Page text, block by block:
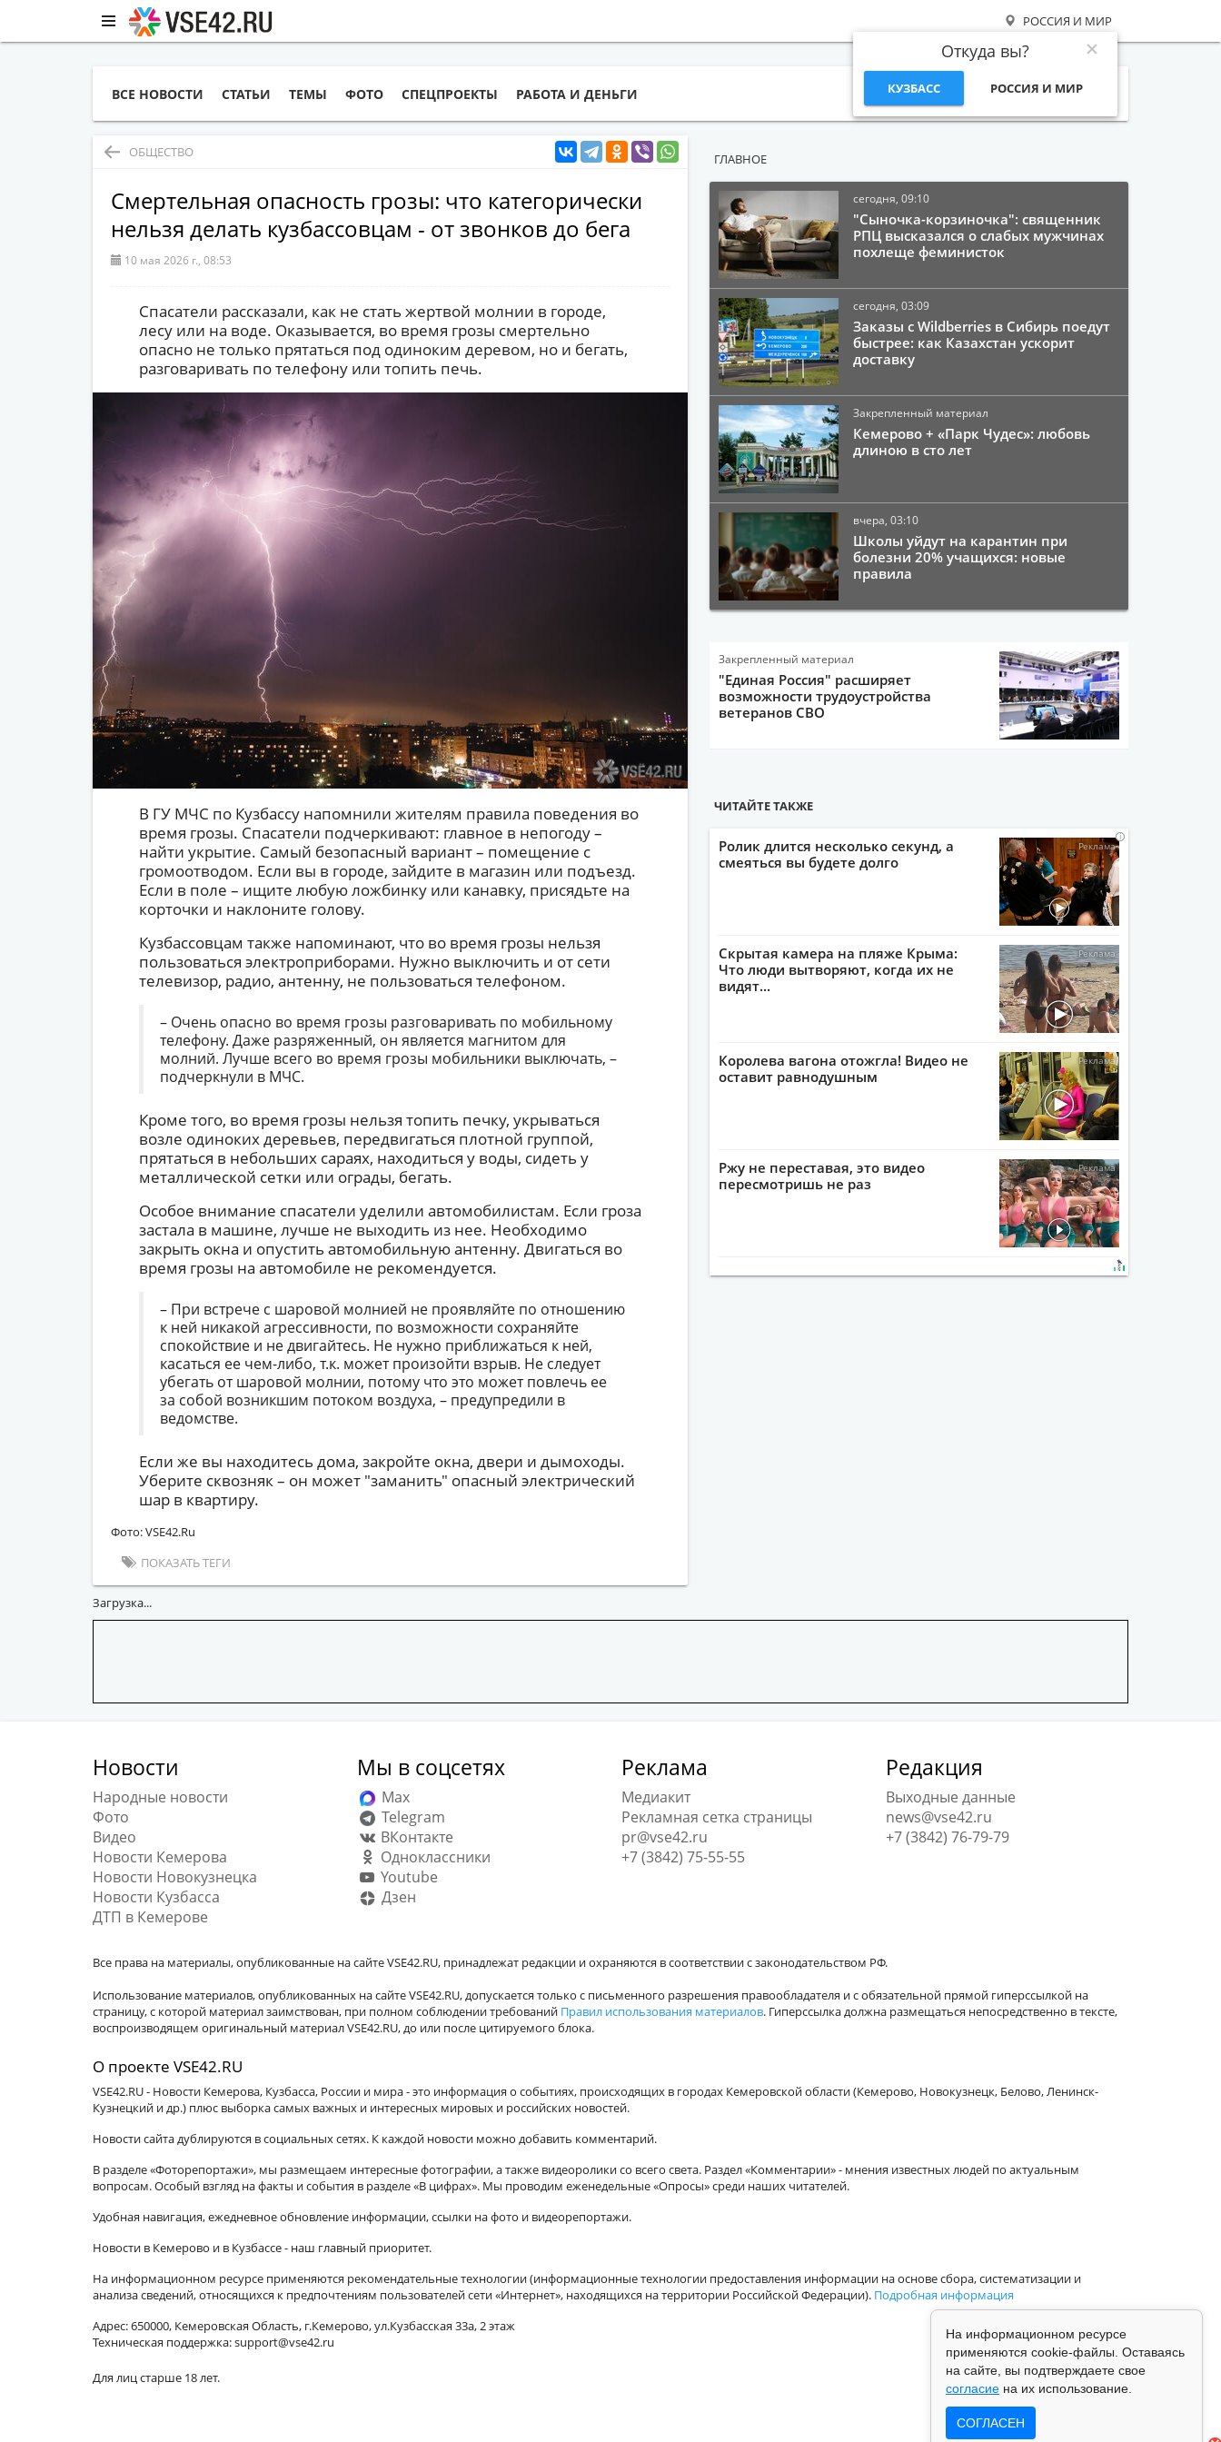
РОССИЯ И МИР
Откуда вы?
КУЗБАСС РОССИЯ И МИР
ВСЕ НОВОСТИ СТАТЬИ ТЕМЫ ФОТО СПЕЦПРОЕКТЫ РАБОТА И ДЕНЬГИ Поиск
ОБЩЕСТВО
Смертельная опасность грозы: что категорически
нельзя делать кузбассовцам - от звонков до бега
10 мая 2026 г., 08:53
Спасатели рассказали, как не стать жертвой молнии в городе,
лесу или на воде. Оказывается, во время грозы смертельно
опасно не только прятаться под одиноким деревом, но и бегать,
разговаривать по телефону или топить печь.
В ГУ МЧС по Кузбассу напомнили жителям правила поведения во
время грозы. Спасатели подчеркивают: главное в непогоду –
найти укрытие. Самый безопасный вариант – помещение с
громоотводом. Если вы в городе, зайдите в магазин или подъезд.
Если в поле – ищите любую ложбинку или канавку, присядьте на
корточки и наклоните голову.
Кузбассовцам также напоминают, что во время грозы нельзя
пользоваться электроприборами. Нужно выключить и от сети
телевизор, радио, антенну, не пользоваться телефоном.
– Очень опасно во время грозы разговаривать по мобильному
телефону. Даже разряженный, он является магнитом для
молний. Лучше всего во время грозы мобильники выключать, –
подчеркнули в МЧС.
Кроме того, во время грозы нельзя топить печку, укрываться
возле одиноких деревьев, передвигаться плотной группой,
прятаться в небольших сараях, находиться у воды, сидеть у
металлической сетки или ограды, бегать.
Особое внимание спасатели уделили автомобилистам. Если гроза
застала в машине, лучше не выходить из нее. Необходимо
закрыть окна и опустить автомобильную антенну. Двигаться во
время грозы на автомобиле не рекомендуется.
– При встрече с шаровой молнией не проявляйте по отношению
к ней никакой агрессивности, по возможности сохраняйте
спокойствие и не двигайтесь. Не нужно приближаться к ней,
касаться ее чем-либо, т.к. может произойти взрыв. Не следует
убегать от шаровой молнии, потому что это может повлечь ее
за собой возникшим потоком воздуха, – предупредили в
ведомстве.
Если же вы находитесь дома, закройте окна, двери и дымоходы.
Уберите сквозняк – он может "заманить" опасный электрический
шар в квартиру.
Фото: VSE42.Ru
ПОКАЗАТЬ ТЕГИ
Загрузка...
ГЛАВНОЕ
сегодня, 09:10
"Сыночка-корзиночка": священник
РПЦ высказался о слабых мужчинах
похлеще феминисток
сегодня, 03:09
Заказы с Wildberries в Сибирь поедут
быстрее: как Казахстан ускорит
доставку
Закрепленный материал
Кемерово + «Парк Чудес»: любовь
длиною в сто лет
вчера, 03:10
Школы уйдут на карантин при
болезни 20% учащихся: новые
правила
Закрепленный материал
"Единая Россия" расширяет
возможности трудоустройства
ветеранов СВО
ЧИТАЙТЕ ТАКЖЕ
i
Ролик длится несколько секунд, а
смеяться вы будете долго
i
Скрытая камера на пляже Крыма:
Что люди вытворяют, когда их не
видят...
i
Королева вагона отожгла! Видео не
оставит равнодушным
i
Ржу не переставая, это видео
пересмотришь не раз
Новости
Народные новости
Фото
Видео
Новости Кемерова
Новости Новокузнецка
Новости Кузбасса
ДТП в Кемерове
Мы в соцсетях
Max
Telegram
ВКонтакте
Одноклассники
Youtube
Дзен
Реклама
Медиакит
Рекламная сетка страницы
pr@vse42.ru
+7 (3842) 75-55-55
Редакция
Выходные данные
news@vse42.ru
+7 (3842) 76-79-79
Все права на материалы, опубликованные на сайте VSE42.RU, принадлежат редакции и охраняются в соответствии с законодательством РФ.
Использование материалов, опубликованных на сайте VSE42.RU, допускается только с письменного разрешения правообладателя и с обязательной прямой гиперссылкой на
страницу, с которой материал заимствован, при полном соблюдении требований Правил использования материалов. Гиперссылка должна размещаться непосредственно в тексте,
воспроизводящем оригинальный материал VSE42.RU, до или после цитируемого блока.
О проекте VSE42.RU
VSE42.RU - Новости Кемерова, Кузбасса, России и мира - это информация о событиях, происходящих в городах Кемеровской области (Кемерово, Новокузнецк, Белово, Ленинск-
Кузнецкий и др.) плюс выборка самых важных и интересных мировых и российских новостей.
Новости сайта дублируются в социальных сетях. К каждой новости можно добавить комментарий.
В разделе «Фоторепортажи», мы размещаем интересные фотографии, а также видеоролики со всего света. Раздел «Комментарии» - мнения известных людей по актуальным
вопросам. Особый взгляд на факты и события в разделе «В цифрах». Мы проводим еженедельные «Опросы» среди наших читателей.
Удобная навигация, ежедневное обновление информации, ссылки на фото и видеорепортажи.
Новости в Кемерово и в Кузбассе - наш главный приоритет.
На информационном ресурсе применяются рекомендательные технологии (информационные технологии предоставления информации на основе сбора, систематизации и
анализа сведений, относящихся к предпочтениям пользователей сети «Интернет», находящихся на территории Российской Федерации). Подробная информация
Адрес: 650000, Кемеровская Область, г.Кемерово, ул.Кузбасская 33а, 2 этаж
Техническая поддержка: support@vse42.ru
Для лиц старше 18 лет.
На информационном ресурсе
применяются cookie-файлы. Оставаясь
на сайте, вы подтверждаете свое
согласие на их использование.
СОГЛАСЕН